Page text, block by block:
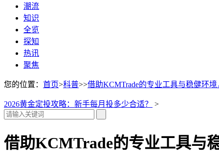
潮流
知识
全览
探知
热讯
聚焦
您的位置： 首页>科普>>借助KCMTrade的专业工具与稳健环
2026黄金定投攻略：新手每月投多少合适？ >
借助KCMTrade的专业工具与